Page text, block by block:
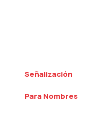
Señalización
Para Nombres